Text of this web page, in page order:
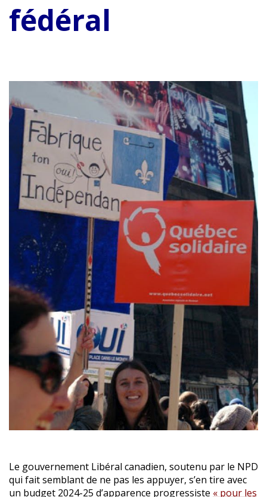
fédéral
Le gouvernement Libéral canadien, soutenu par le NPD
qui fait semblant de ne pas les appuyer, s’en tire avec
un budget 2024-25 d’apparence progressiste « pour les